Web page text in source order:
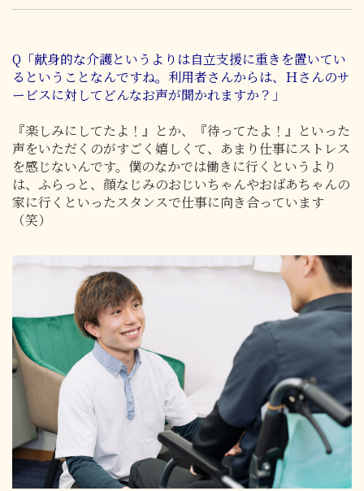
Q「献身的な介護というよりは自立支援に重きを置いてい
るということなんですね。利用者さんからは、Ｈさんのサ
ービスに対してどんなお声が聞かれますか？」
『楽しみにしてたよ！』とか、『待ってたよ！』といった
声をいただくのがすごく嬉しくて、あまり仕事にストレス
を感じないんです。僕のなかでは働きに行くというより
は、ふらっと、顔なじみのおじいちゃんやおばあちゃんの
家に行くといったスタンスで仕事に向き合っています
（笑）